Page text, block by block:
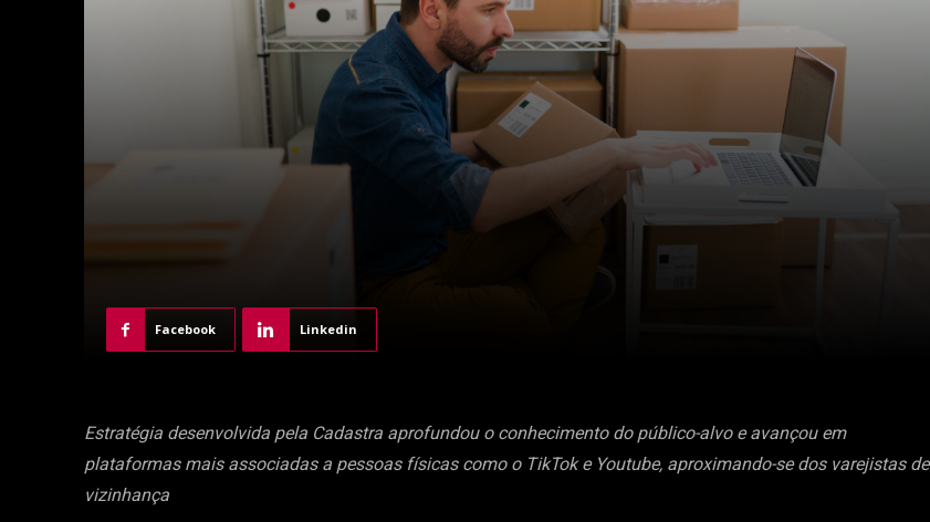
Facebook Linkedin
Estratégia desenvolvida pela Cadastra aprofundou o conhecimento do público-alvo e avançou em
plataformas mais associadas a pessoas físicas como o TikTok e Youtube, aproximando-se dos varejistas de
vizinhança